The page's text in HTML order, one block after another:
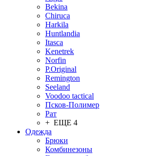
Bekina
Chiruсa
Harkila
Huntlandia
Itasca
Kenetrek
Norfin
P.Original
Remington
Seeland
Voodoo tactical
Псков-Полимер
Рат
+ ЕЩЕ 4
Одежда
Брюки
Комбинезоны